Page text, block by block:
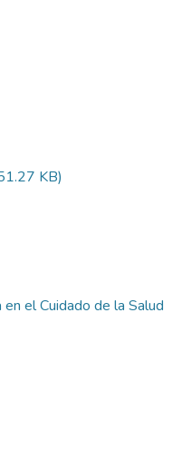
KB)
el Cuidado de la Salud